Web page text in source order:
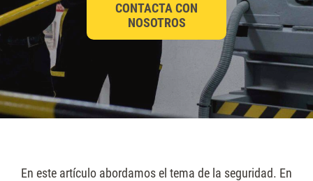
CONTACTA CON
NOSOTROS
En este artículo abordamos el tema de la seguridad. En